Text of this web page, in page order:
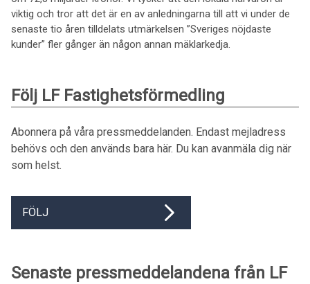
viktig och tror att det är en av anledningarna till att vi under de
senaste tio åren tilldelats utmärkelsen ”Sveriges nöjdaste
kunder” fler gånger än någon annan mäklarkedja.
Följ LF Fastighetsförmedling
Abonnera på våra pressmeddelanden. Endast mejladress
behövs och den används bara här. Du kan avanmäla dig när
som helst.
FÖLJ
Senaste pressmeddelandena från LF